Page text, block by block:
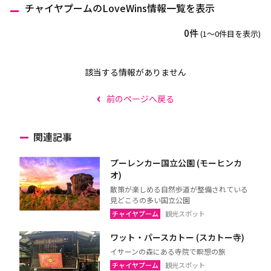
チャイヤプームのLoveWins情報一覧を表示
0件(1〜0件目を表示)
該当する情報がありません
前のページへ戻る
関連記事
プーレンカー国立公園 (モーヒンカ
オ)
散策が楽しめる自然歩道が整備されている
見どころの多い国立公園
チャイヤプーム 観光スポット
ワット・パースカトー (スカトー寺)
イサーンの森にある寺院で瞑想の旅
チャイヤプーム 観光スポット